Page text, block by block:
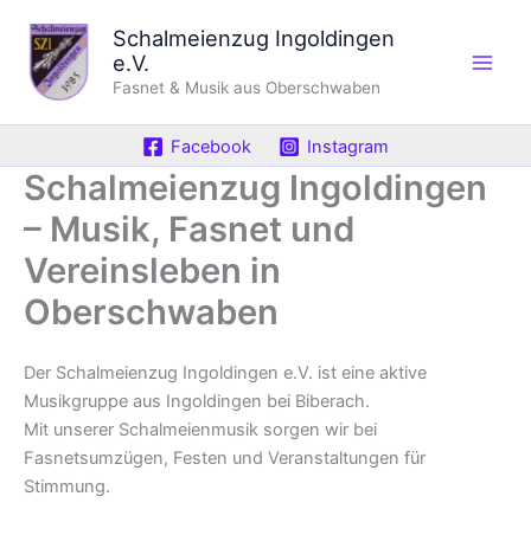
Inhalt
springen
Schalmeienzug Ingoldingen
e.V.
Fasnet & Musik aus Oberschwaben
Facebook Instagram
Schalmeienzug Ingoldingen
– Musik, Fasnet und
Vereinsleben in
Oberschwaben
Der Schalmeienzug Ingoldingen e.V. ist eine aktive
Musikgruppe aus Ingoldingen bei Biberach.
Mit unserer Schalmeienmusik sorgen wir bei
Fasnetsumzügen, Festen und Veranstaltungen für
Stimmung.